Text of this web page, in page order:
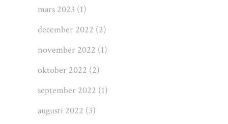
mars 2023 (1)
december 2022 (2)
november 2022 (1)
oktober 2022 (2)
september 2022 (1)
augusti 2022 (3)